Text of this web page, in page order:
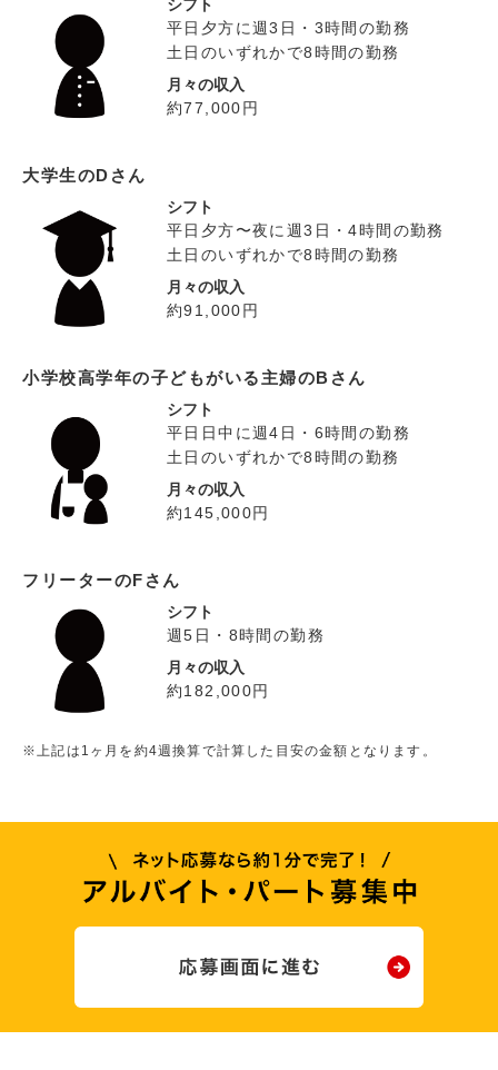
シフト
平日夕方に週3日・3時間の勤務
土日のいずれかで8時間の勤務
月々の収入
約77,000円
大学生のDさん
シフト
平日夕方〜夜に週3日・4時間の勤務
土日のいずれかで8時間の勤務
月々の収入
約91,000円
小学校高学年の子どもがいる主婦のBさん
シフト
平日日中に週4日・6時間の勤務
土日のいずれかで8時間の勤務
月々の収入
約145,000円
フリーターのFさん
シフト
週5日・8時間の勤務
月々の収入
約182,000円
※上記は1ヶ月を約4週換算で計算した目安の金額となります。